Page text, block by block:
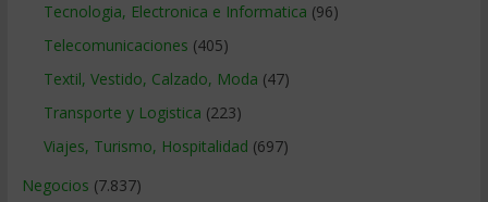
Tecnologia, Electronica e Informatica (96)
Telecomunicaciones (405)
Textil, Vestido, Calzado, Moda (47)
Transporte y Logistica (223)
Viajes, Turismo, Hospitalidad (697)
Negocios (7.837)